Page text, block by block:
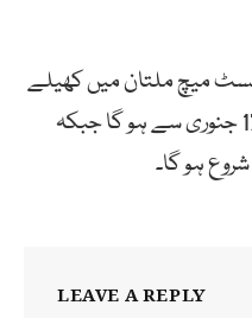
میچ ملتان میں کھیلے
جائیں گے، پہلے ٹیسٹ کا آغاز 17 جنوری سے ہو گا جبکہ
LEAVE A REPLY